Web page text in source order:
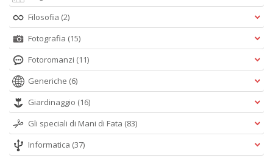
Filosofia (2)
Fotografia (15)
Fotoromanzi (11)
Generiche (6)
Giardinaggio (16)
Gli speciali di Mani di Fata (83)
Informatica (37)